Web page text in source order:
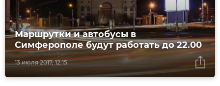
13 июля 2017, 12:15
Маршрутки и автобусы в
Симферополе будут работать до 22.00